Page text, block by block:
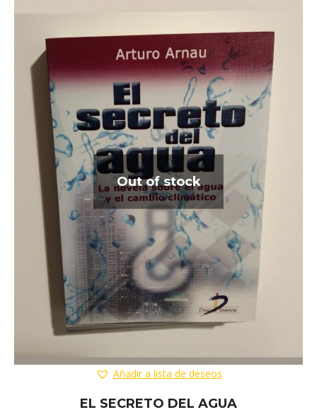
Out of stock
Añadir a lista de deseos
EL SECRETO DEL AGUA